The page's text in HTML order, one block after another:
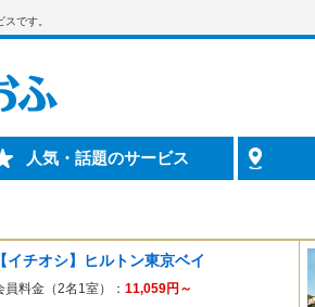
です。
人気・話題のサービス
【イチオシ】ヒルトン東京ベイ
員料金（2名1室）： 11,059円～